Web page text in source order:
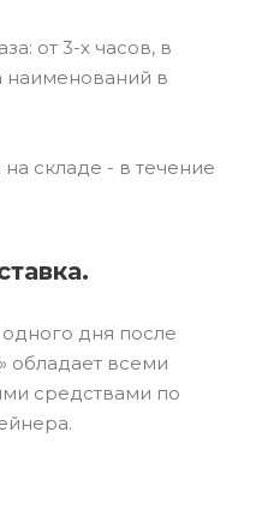
от 3-х часов, в
наименований в
складе - в течение
дня после
обладает всеми
средствами по